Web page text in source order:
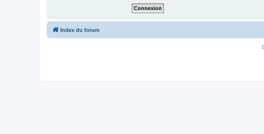
Index du forum